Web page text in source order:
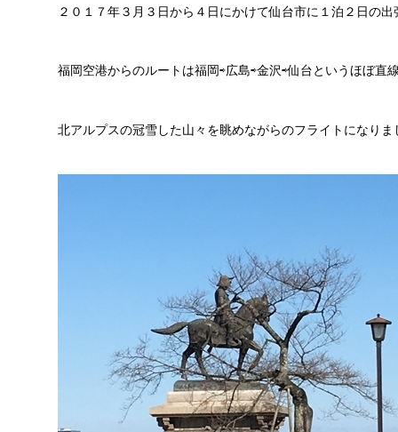
２０１７年３月３日から４日にかけて仙台市に１泊２日の出
福岡空港からのルートは福岡⇨広島⇨金沢⇨仙台というほぼ直
北アルプスの冠雪した山々を眺めながらのフライトになりま